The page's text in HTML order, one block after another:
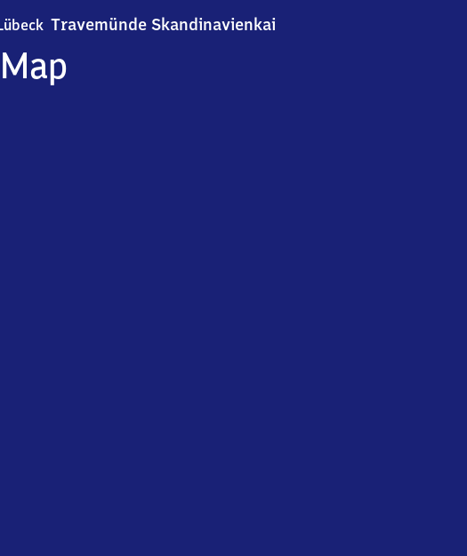
Travemünde Skandinavienkai
Map